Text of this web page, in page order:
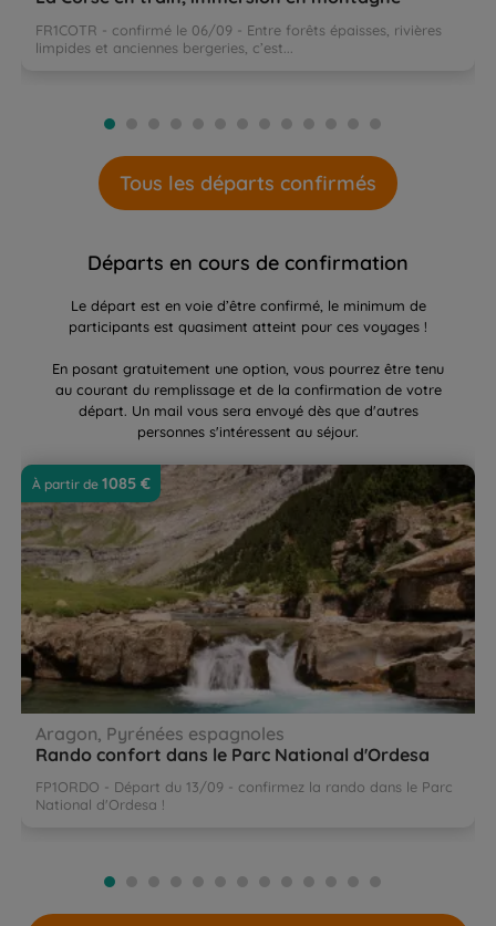
FR1COTR - confirmé le 06/09 - Entre forêts épaisses, rivières
limpides et anciennes bergeries, c’est...
Tous les départs confirmés
Départs en cours de confirmation
Le départ est en voie d’être confirmé, le minimum de
participants est quasiment atteint pour ces voyages !
En posant gratuitement une option, vous pourrez être tenu
au courant du remplissage et de la confirmation de votre
départ. Un mail vous sera envoyé dès que d'autres
personnes s'intéressent au séjour.
Rando confort dans le Parc National d'Ordesa
À partir de 1085 €
Aragon, Pyrénées espagnoles
Rando confort dans le Parc National d'Ordesa
FP1ORDO - Départ du 13/09 - confirmez la rando dans le Parc
National d'Ordesa !